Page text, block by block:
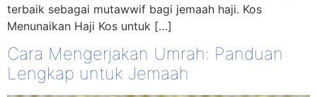
terbaik sebagai mutawwif bagi jemaah haji. Kos
Menunaikan Haji Kos untuk […]
Cara Mengerjakan Umrah: Panduan
Lengkap untuk Jemaah